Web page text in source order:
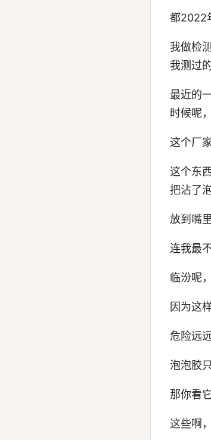
都2022
我做检
我测过
最近的
时候呢
这个厂
这个东
把沾了
放到嘴
连我最
临汾呢
因为这
危险远
泡泡胶
那你看
这些啊